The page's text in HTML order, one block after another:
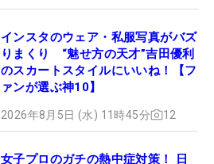
インスタのウェア・私服写真がバズ
りまくり “魅せ方の天才”吉田優利
のスカートスタイルにいいね！【フ
ァンが選ぶ神10】
2026年8月5日 (水) 11時45分 12
女子プロのガチの熱中症対策！ 日